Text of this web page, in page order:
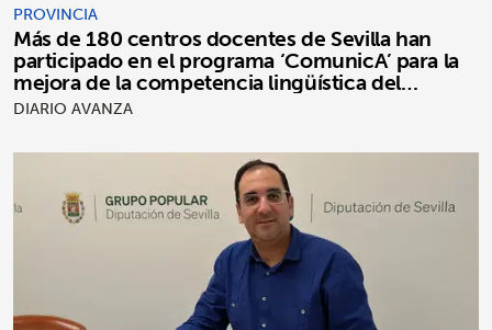
PROVINCIA
Más de 180 centros docentes de Sevilla han
participado en el programa ‘ComunicA’ para la
mejora de la competencia lingüística del
alumnado
DIARIO AVANZA